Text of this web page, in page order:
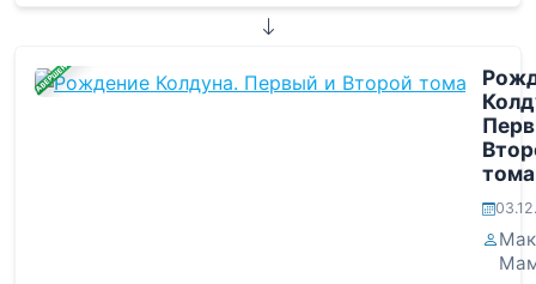
ЗАВЕРШЕНА
тома